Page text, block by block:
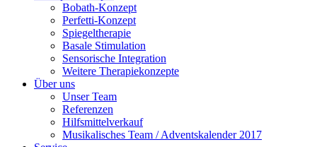
Bobath-Konzept
Perfetti-Konzept
Spiegeltherapie
Basale Stimulation
Sensorische Integration
Weitere Therapiekonzepte
Über uns
Unser Team
Referenzen
Hilfsmittelverkauf
Musikalisches Team / Adventskalender 2017